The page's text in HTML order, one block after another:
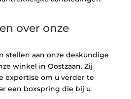
over onze
stellen aan onze deskundige
winkel in Oostzaan. Zij
expertise om u verder te
een boxspring die bij u